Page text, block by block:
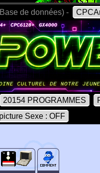
de données) -
20154 PROGRAMMES
Sexe : OFF